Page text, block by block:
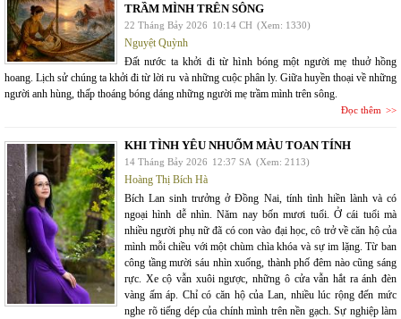
TRẦM MÌNH TRÊN SÔNG
22 Tháng Bảy 2026 10:14 CH (Xem: 1330)
Nguyệt Quỳnh
Đất nước ta khởi đi từ hình bóng một người mẹ thuở hồng
hoang. Lịch sử chúng ta khởi đi từ lời ru và những cuộc phân ly. Giữa huyền thoại về những
người anh hùng, thấp thoáng bóng dáng những người mẹ trầm mình trên sông.
Đọc thêm
KHI TÌNH YÊU NHUỐM MÀU TOAN TÍNH
14 Tháng Bảy 2026 12:37 SA (Xem: 2113)
Hoàng Thị Bích Hà
Bích Lan sinh trưởng ở Đồng Nai, tính tình hiền lành và có
ngoại hình dễ nhìn. Năm nay bốn mươi tuổi. Ở cái tuổi mà
nhiều người phụ nữ đã có con vào đại học, cô trở về căn hộ của
mình mỗi chiều với một chùm chìa khóa và sự im lặng. Từ ban
công tầng mười sáu nhìn xuống, thành phố đêm nào cũng sáng
rực. Xe cộ vẫn xuôi ngược, những ô cửa vẫn hắt ra ánh đèn
vàng ấm áp. Chỉ có căn hộ của Lan, nhiều lúc rộng đến mức
nghe rõ tiếng dép của chính mình trên nền gạch. Sự nghiệp làm